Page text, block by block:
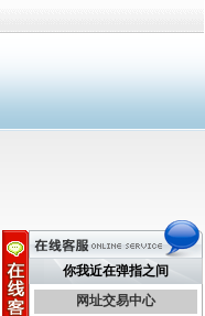
你我近在弹指之间
网址交易中心